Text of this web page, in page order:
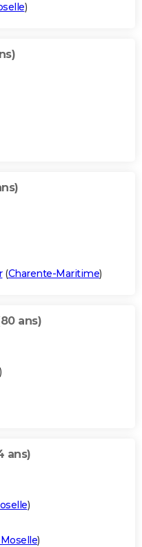
)
(Charente-Maritime)
ans)
)
ans)
)
)